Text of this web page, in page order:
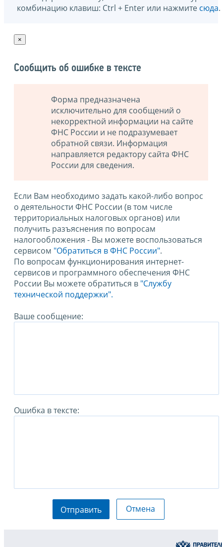
комбинацию клавиш: Ctrl + Enter или нажмите сюда.
×
Сообщить об ошибке в тексте
Форма предназначена
исключительно для сообщений о
некорректной информации на сайте
ФНС России и не подразумевает
обратной связи. Информация
направляется редактору сайта ФНС
России для сведения.
Если Вам необходимо задать какой-либо вопрос
о деятельности ФНС России (в том числе
территориальных налоговых органов) или
получить разъяснения по вопросам
налогообложения - Вы можете воспользоваться
сервисом "Обратиться в ФНС России".
По вопросам функционирования интернет-
сервисов и программного обеспечения ФНС
России Вы можете обратиться в "Службу
технической поддержки".
Ваше сообщение:
Ошибка в тексте:
Отправить Отмена